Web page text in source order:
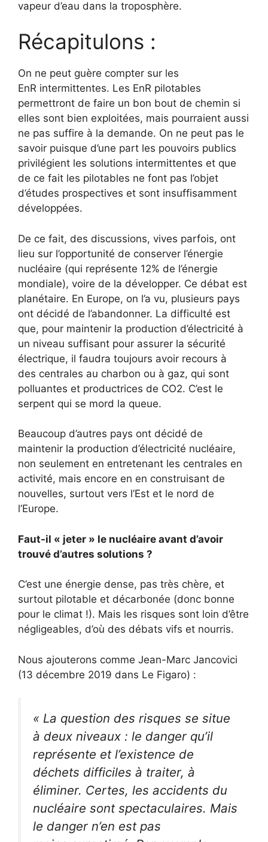
vapeur d’eau dans la troposphère.
Récapitulons :
On ne peut guère compter sur les
EnR intermittentes. Les EnR pilotables
permettront de faire un bon bout de chemin si
elles sont bien exploitées, mais pourraient aussi
ne pas suffire à la demande. On ne peut pas le
savoir puisque d’une part les pouvoirs publics
privilégient les solutions intermittentes et que
de ce fait les pilotables ne font pas l’objet
d’études prospectives et sont insuffisamment
développées.
De ce fait, des discussions, vives parfois, ont
lieu sur l’opportunité de conserver l’énergie
nucléaire (qui représente 12% de l’énergie
mondiale), voire de la développer. Ce débat est
planétaire. En Europe, on l’a vu, plusieurs pays
ont décidé de l’abandonner. La difficulté est
que, pour maintenir la production d’électricité à
un niveau suffisant pour assurer la sécurité
électrique, il faudra toujours avoir recours à
des centrales au charbon ou à gaz, qui sont
polluantes et productrices de CO2. C’est le
serpent qui se mord la queue.
Beaucoup d’autres pays ont décidé de
maintenir la production d’électricité nucléaire,
non seulement en entretenant les centrales en
activité, mais encore en en construisant de
nouvelles, surtout vers l’Est et le nord de
l’Europe.
Faut-il « jeter » le nucléaire avant d’avoir
trouvé d’autres solutions ?
C’est une énergie dense, pas très chère, et
surtout pilotable et décarbonée (donc bonne
pour le climat !). Mais les risques sont loin d’être
négligeables, d’où des débats vifs et nourris.
Nous ajouterons comme Jean-Marc Jancovici
(13 décembre 2019 dans Le Figaro) :
« La question des risques se situe
à deux niveaux : le danger qu’il
représente et l’existence de
déchets difficiles à traiter, à
éliminer. Certes, les accidents du
nucléaire sont spectaculaires. Mais
le danger n’en est pas